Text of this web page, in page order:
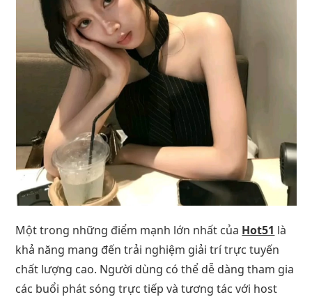
Một trong những điểm mạnh lớn nhất của Hot51 là
khả năng mang đến trải nghiệm giải trí trực tuyến
chất lượng cao. Người dùng có thể dễ dàng tham gia
các buổi phát sóng trực tiếp và tương tác với host